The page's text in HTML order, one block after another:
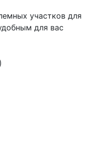
участков для
для вас